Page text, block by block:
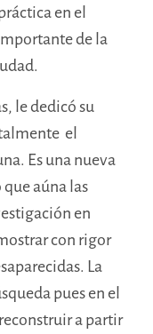
en el
de la
le dedicó su
el
Es una nueva
aúna las
en
con rigor
La
pues en el
a partir